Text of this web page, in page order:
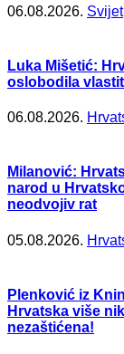
06.08.2026. Svijet
Luka Mišetić:
oslobodila
06.08.2026.
Milanović:
narod u
neodvojiv rat
05.08.2026.
Plenković iz
Hrvatska više
nezaštićena!